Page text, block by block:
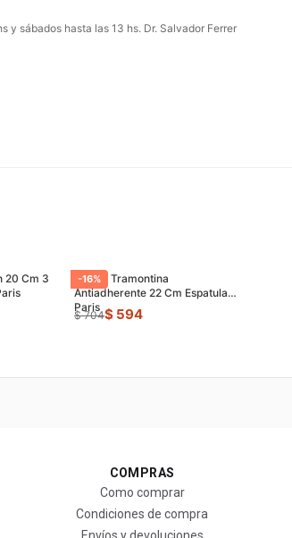
y sábados hasta las 13 hs. Dr. Salvador Ferrer
20 Cm 3
-16%
Sarten Tramontina
Antiadherente 22 Cm Espatula
Paris
$ 704$ 594
COMPRAS
Como comprar
Condiciones de compra